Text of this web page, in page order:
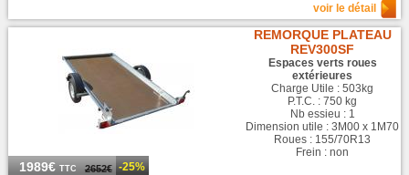
voir le détail
1989€TTC 2652€ -25%
REMORQUE PLATEAU
REV300SF
Espaces verts roues
extérieures
Charge Utile : 503kg
P.T.C. : 750 kg
Nb essieu : 1
Dimension utile : 3M00 x 1M70
Roues : 155/70R13
Frein : non